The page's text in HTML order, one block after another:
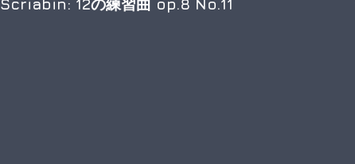
Scriabin: 12の練習曲 op.8 No.11